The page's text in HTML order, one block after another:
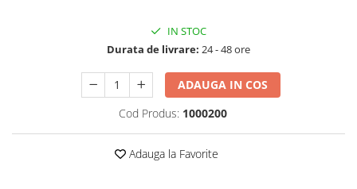
IN STOC
Durata de livrare: 24 - 48 ore
ADAUGA IN COS
Cod Produs: 1000200
Adauga la Favorite